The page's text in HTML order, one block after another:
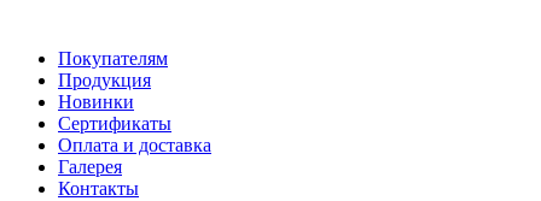
раствор
марки
М-100
Покупателям
Продукция
Новинки
Сертификаты
Оплата и доставка
Галерея
Контакты